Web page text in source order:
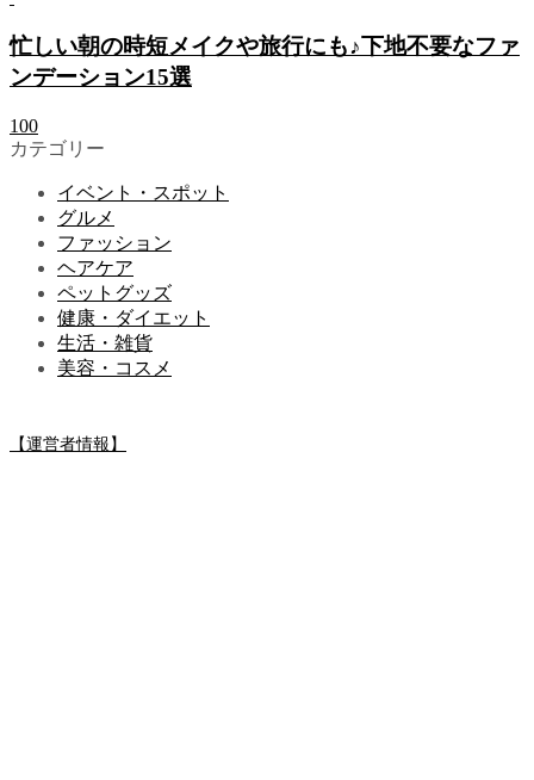
忙しい朝の時短メイクや旅行にも♪下地不要なファ
ンデーション15選
100
カテゴリー
イベント・スポット
グルメ
ファッション
ヘアケア
ペットグッズ
健康・ダイエット
生活・雑貨
美容・コスメ
【運営者情報】